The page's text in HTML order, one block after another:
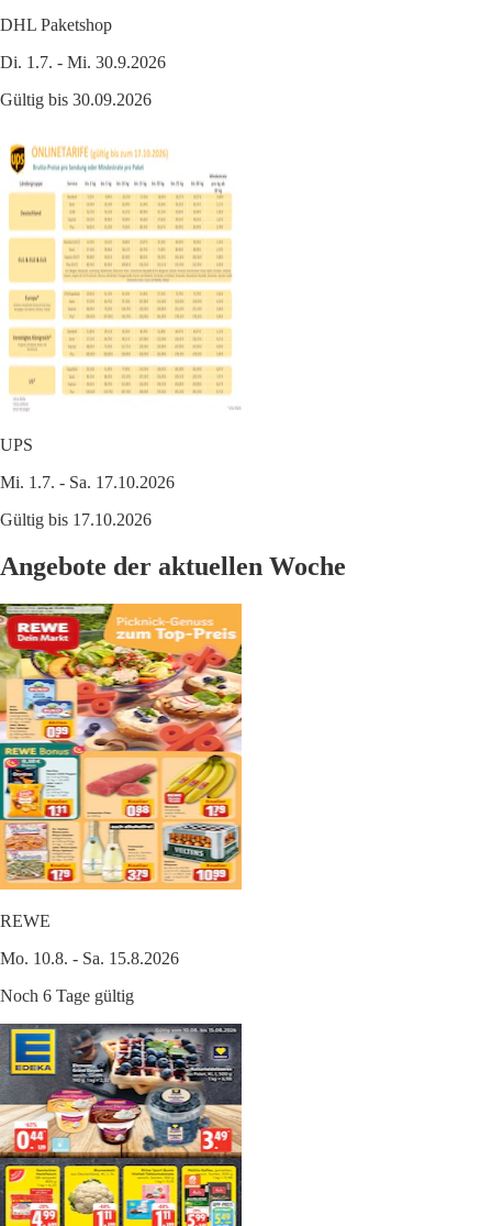
DHL Paketshop
Di. 1.7. - Mi. 30.9.2026
Gültig bis 30.09.2026
UPS
Mi. 1.7. - Sa. 17.10.2026
Gültig bis 17.10.2026
Angebote der aktuellen Woche
REWE
Mo. 10.8. - Sa. 15.8.2026
Noch 6 Tage gültig